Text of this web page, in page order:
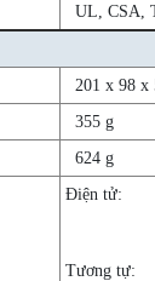
UL, CSA,
201 x 98 x
355 g
624 g
Điện tử:
Tương tự: